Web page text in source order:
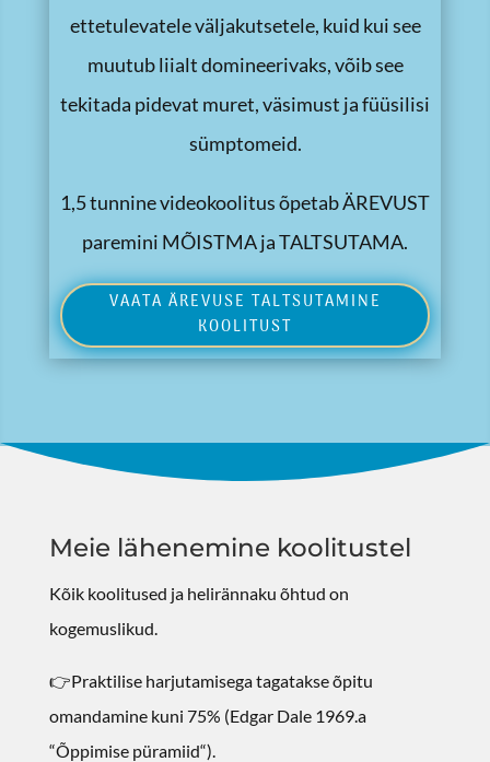
ettetulevatele väljakutsetele, kuid kui see
muutub liialt domineerivaks, võib see
tekitada pidevat muret, väsimust ja füüsilisi
sümptomeid.
1,5 tunnine videokoolitus õpetab ÄREVUST
paremini MÕISTMA ja TALTSUTAMA.
VAATA ÄREVUSE TALTSUTAMINE
KOOLITUST
Meie lähenemine koolitustel
Kõik koolitused ja helirännaku õhtud on
kogemuslikud.
👉Praktilise harjutamisega tagatakse õpitu
omandamine kuni 75% (Edgar Dale 1969.a
“Õppimise püramiid“).